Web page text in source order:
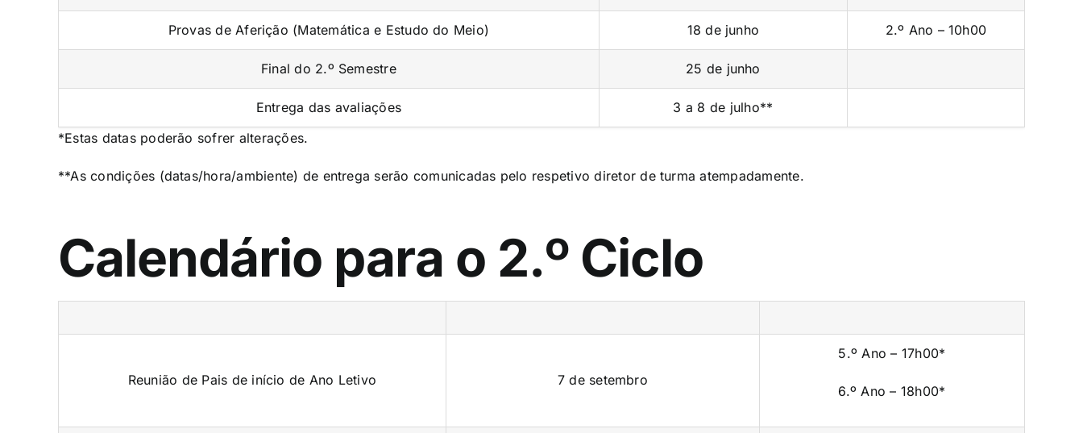
Provas de Aferição (Matemática e Estudo do Meio) 18 de junho 2.º Ano – 10h00
Final do 2.º Semestre 25 de junho
Entrega das avaliações
3 a 8 de julho**
*Estas datas poderão sofrer alterações.
**As condições (datas/hora/ambiente) de entrega serão comunicadas pelo respetivo diretor de turma atempadamente.
Calendário para o 2.º Ciclo
Reunião de Pais de início de Ano Letivo 7 de setembro
5.º Ano – 17h00*
6.º Ano – 18h00*